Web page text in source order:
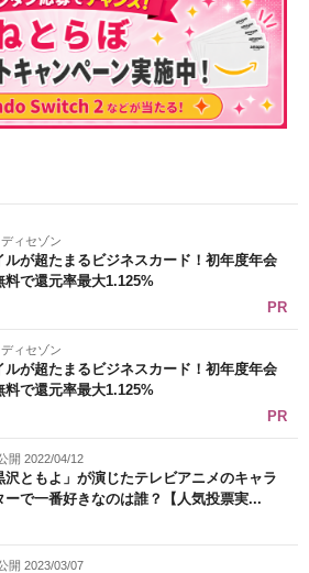
ィセゾン
ルが超たまるビジネスカード！初年度年会
料で還元率最大1.125%
PR
ィセゾン
ルが超たまるビジネスカード！初年度年会
料で還元率最大1.125%
PR
開 2022/04/12
沢ともよ」が演じたテレビアニメのキャラ
ーで一番好きなのは誰？【人気投票実...
開 2023/03/07